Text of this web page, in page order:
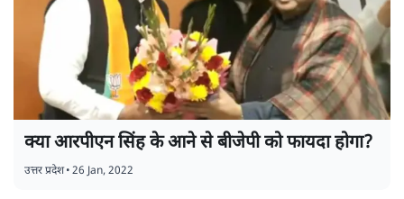
क्या आरपीएन सिंह के आने से बीजेपी को फायदा होगा?
उत्तर प्रदेश•26 Jan, 2022